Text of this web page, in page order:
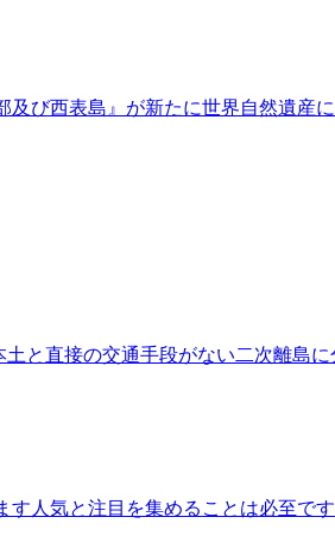
び西表島』が新たに世界自然遺産
と直接の交通手段がない二次離島
人気と注目を集めることは必至で